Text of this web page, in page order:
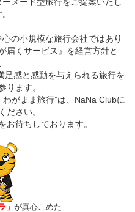
の小規模な旅行会社ではあり
届くサービス』を経営方針と
足感と感動を与えられる旅行を
ります。
がまま旅行”は、NaNa Clubに
ださい。
お待ちしております。
」 が真心こめた